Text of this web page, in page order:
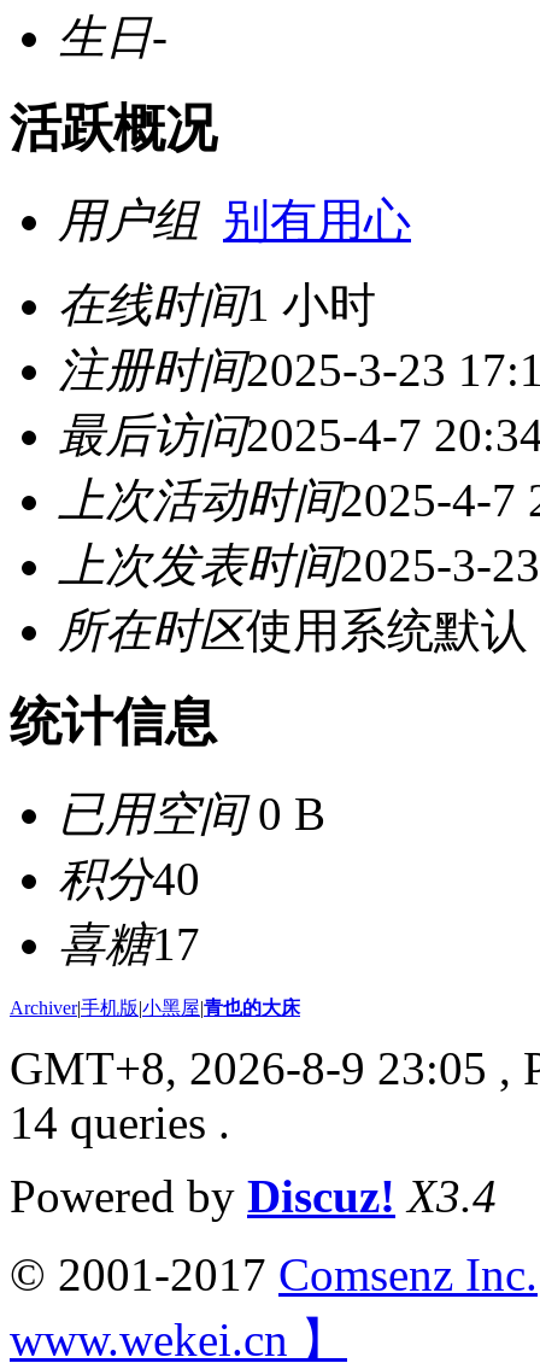
生日-
活跃概况
用户组 别有用心
在线时间1 小时
注册时间2025-3-23
最后访问2025-4-7
上次活动时间2025-4-7
上次发表时间2025-3-
所在时区使用系统默认
统计信息
已用空间0 B
积分40
喜糖17
Archiver|手机版|小黑屋|青也的大床
GMT+8, 2026-8-9 23:05 ,
14 queries .
Powered by Discuz! X3.4
© 2001-2017 Comsenz Inc.
www.wekei.cn 】